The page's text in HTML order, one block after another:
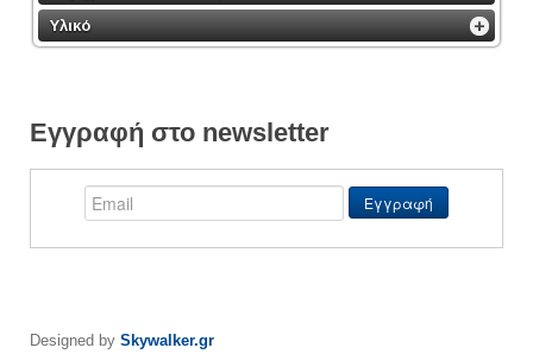
Υλικό
Εγγραφή στο newsletter
Designed by Skywalker.gr